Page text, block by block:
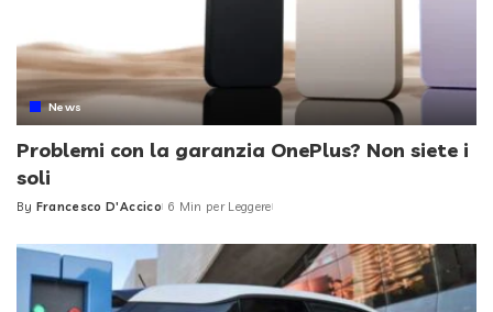
News
Problemi con la garanzia OnePlus? Non siete i
soli
Posted
By Francesco D'Accico 6 Min per Leggere